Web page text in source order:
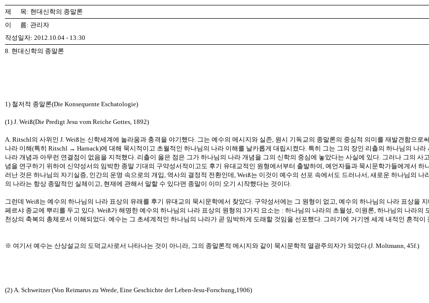
제 목: 현대신학의 종말론
이 름: 관리자
작성일자: 2012.10.04 - 13:30
8. 현대신학의 종말론
1) 철저적 종말론(Die Konsequente Eschatologie)
(1) J. Weiß(Die Predigt Jesu vom Reiche Gottes, 1892)
A. Ritschl의 사위인 J. Weiß는 신학세계에 놀라움과 충격을 야기했다. 그는 예수의 메시지와 실존, 원시 기독교의 종말론의 중심적 의미를 재발견함으
나라 이해(특히 Ritschl → Harnack)에 대해 묵시적이고 초월적인 하나님의 나라 이해를 날카롭게 대립시켰다. 특히 그는 그의 장인 리츨의 하나님의 나
나라 개념과 아무런 연결점이 없음을 지적했다. 리츨이 옳은 점은 그가 하나님의 나라 개념을 그의 신학의 중심에 놓았다는 사실에 있다. 그러나 그의
념을 연구하기 위하여 신약성서의 임박한 종말 기대의 구약성서적이고도 후기 유대교적인 원형에서부터 출발하여, 예언자들과 묵시문학가들에게서
러난 것은 하나님의 자기실증, 인간의 운명 속으로의 개입, 역사의 결정적 전환인데, Weiß는 이것이 예수의 선포 속에서도 드러나서, 새로운 하나님의
의 나라는 항상 종말적인 실체이고, 현재에 관해서 말할 수 있다면 종말이 이미 오기 시작했다는 것이다.
그런데 Weiß는 예수의 하나님의 나라 표상의 유래를 후기 유대교의 묵시문학에서 찾았다. 구약성서에는 그 원형이 없고, 예수의 하나님의 나라 표상을
페르샤 종교에 뿌리를 두고 있다. Weiß가 해명한 예수의 하나님의 나라 표상의 원형의 3가지 요소는 : 하나님의 나라의 초월성, 이원론, 하나님의 나라
천상의 축복의 총체로서 이해되었다. 예수는 그 초세계적인 하나님의 나라가 곧 임박하게 도래할 것임을 선포했다. 그러기에 거기엔 세계 내적인 흔적이
※ 여기서 예수는 산상설교의 도덕교사로서 나타나는 것이 아니라, 그의 종말론적 메시지와 같이 묵시문학적 열광주의자가 되었다.(J. Moltmann, 45f.)
(2) A. Schweitzer (Von Reimarus zu Wrede, Eine Geschichte der Leben-Jesu-Forschung,1906)